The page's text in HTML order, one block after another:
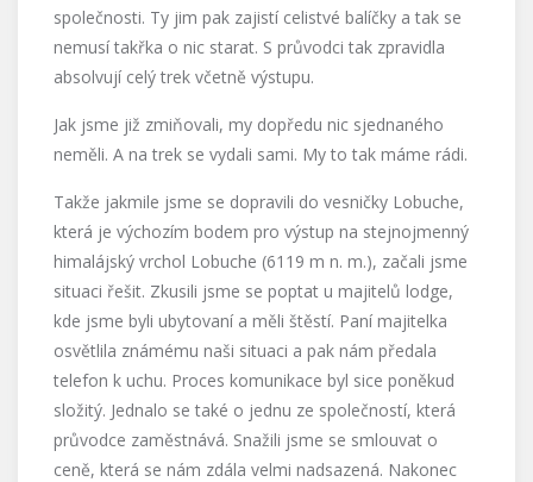
společnosti. Ty jim pak zajistí celistvé balíčky a tak se
nemusí takřka o nic starat. S průvodci tak zpravidla
absolvují celý trek včetně výstupu.
Jak jsme již zmiňovali, my dopředu nic sjednaného
neměli. A na trek se vydali sami. My to tak máme rádi.
Takže jakmile jsme se dopravili do vesničky Lobuche,
která je výchozím bodem pro výstup na stejnojmenný
himalájský vrchol Lobuche (6119 m n. m.), začali jsme
situaci řešit. Zkusili jsme se poptat u majitelů lodge,
kde jsme byli ubytovaní a měli štěstí. Paní majitelka
osvětlila známému naši situaci a pak nám předala
telefon k uchu. Proces komunikace byl sice poněkud
složitý. Jednalo se také o jednu ze společností, která
průvodce zaměstnává. Snažili jsme se smlouvat o
ceně, která se nám zdála velmi nadsazená. Nakonec